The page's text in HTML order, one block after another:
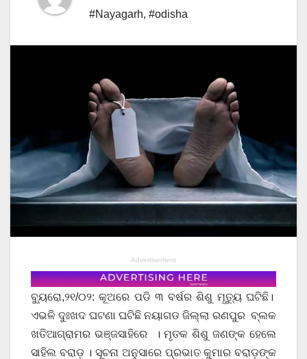
#Nayagarh, #odisha
Advertisement
ବ୍ୟୁରୋ,୨୧/୦୨: କୂଅରେ ପଡି ୩ ବର୍ଷର ଶିଶୁ ମୃତ୍ୟୁ ଘଟିଛି।
ଏଭଳି ଦୁଃଖଦ ଘଟଣା ଘଟିଛି ନୟାଗଡ ଜିଲ୍ଲା ରଣପୁର ବ୍ଲକ
ଖତିଆଗ୍ରାମର ଭଞ୍ଜସାହିରେ । ମୃତକ ଶିଶୁ ଜଣଙ୍କ ହେଲେ
ସାହିଲ ବରାଡ଼ । ସୂଚନା ଅନୁସାରେ ପ୍ରଭାତ କୁମାର ବରାଡ଼ଙ୍କ